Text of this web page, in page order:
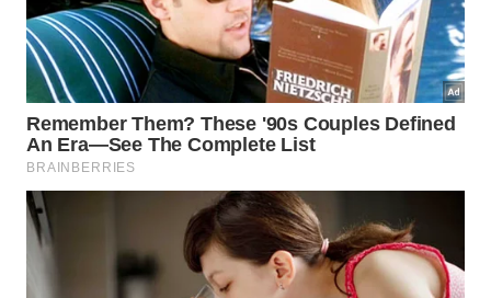
A primeira análise realizada no local daperfuração
indicou altos índices de gás carbônico misturado
aos combustíveis encontrados. Essacomposição
química exige atenção imediata e pode encarecer
de maneira substancial todos os custos
operacionais da extração comercial.
Desafios do Dióxido
de Carbono